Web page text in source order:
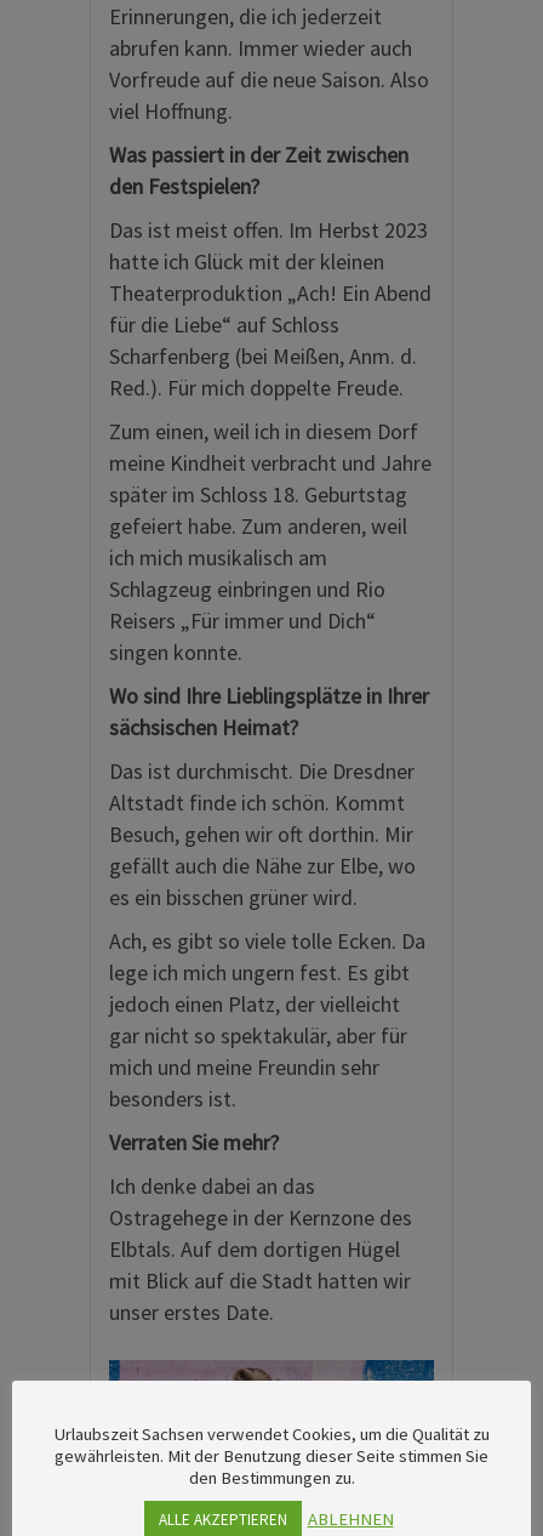
Erinnerungen, die ich jederzeit
abrufen kann. Immer wieder auch
Vorfreude auf die neue Saison. Also
viel Hoffnung.
Was passiert in der Zeit zwischen
den Festspielen?
Das ist meist offen. Im Herbst 2023
hatte ich Glück mit der kleinen
Theaterproduktion „Ach! Ein Abend
für die Liebe“ auf Schloss
Scharfenberg (bei Meißen, Anm. d.
Red.). Für mich doppelte Freude.
Zum einen, weil ich in diesem Dorf
meine Kindheit verbracht und Jahre
später im Schloss 18. Geburtstag
gefeiert habe. Zum anderen, weil
ich mich musikalisch am
Schlagzeug einbringen und Rio
Reisers „Für immer und Dich“
singen konnte.
Wo sind Ihre Lieblingsplätze in Ihrer
sächsischen Heimat?
Das ist durchmischt. Die Dresdner
Altstadt finde ich schön. Kommt
Besuch, gehen wir oft dorthin. Mir
gefällt auch die Nähe zur Elbe, wo
es ein bisschen grüner wird.
Ach, es gibt so viele tolle Ecken. Da
lege ich mich ungern fest. Es gibt
jedoch einen Platz, der vielleicht
gar nicht so spektakulär, aber für
mich und meine Freundin sehr
besonders ist.
Verraten Sie mehr?
Ich denke dabei an das
Ostragehege in der Kernzone des
Elbtals. Auf dem dortigen Hügel
mit Blick auf die Stadt hatten wir
unser erstes Date.
Urlaubszeit Sachsen verwendet Cookies, um die Qualität zu
gewährleisten. Mit der Benutzung dieser Seite stimmen Sie
den Bestimmungen zu.
ALLE AKZEPTIEREN ABLEHNEN